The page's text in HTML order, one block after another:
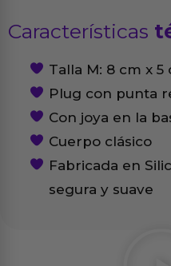
Características
Talla M: 8 cm x 5
Plug con punta
Con joya en la
Cuerpo clásico
Fabricada en
segura y suave